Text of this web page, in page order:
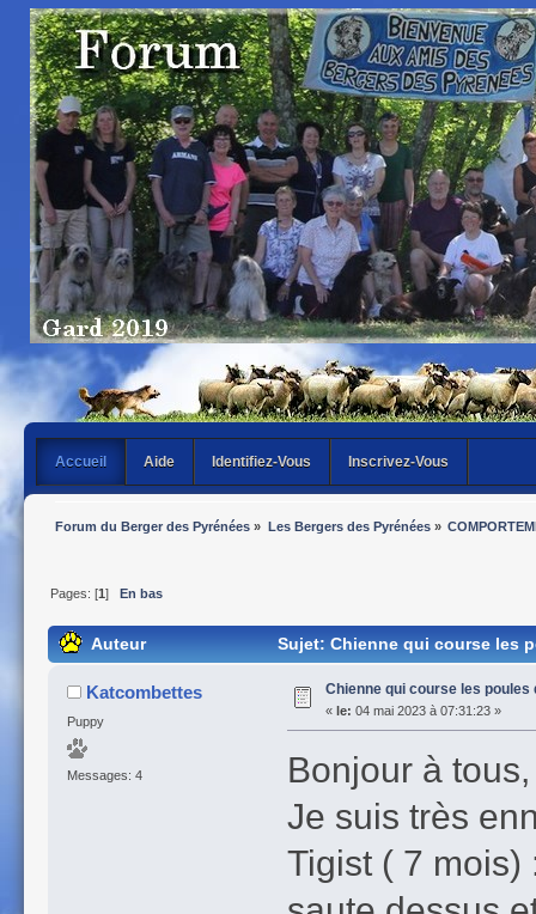
Accueil Aide Identifiez-Vous Inscrivez-Vous
Forum du Berger des Pyrénées » Les Bergers des Pyrénées»
Pages: [1] En bas
Auteur Sujet: Chienne qui course les
Katcombettes
Puppy
Messages: 4
Chienne qui course les
« le: 04 mai 2023 à 07:31:23 »
Bonjour à tous,
Je suis très
Tigist ( 7